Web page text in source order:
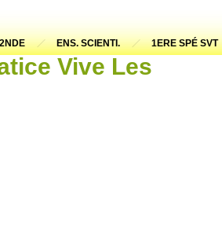
ENS. SCIENTI. 1ERE SPÉ SVT
Vive Les